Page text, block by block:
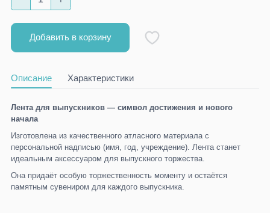
Добавить в корзину
Описание Характеристики
Лента для выпускников — символ достижения и нового
начала
Изготовлена из качественного атласного материала с
персональной надписью (имя, год, учреждение). Лента станет
идеальным аксессуаром для выпускного торжества.
Она придаёт особую торжественность моменту и остаётся
памятным сувениром для каждого выпускника.